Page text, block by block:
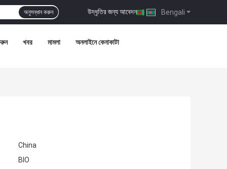
Bengali
উদ্ধৃতির জন্য আবেদন |
অনুসন্ধান করুন
খবর মামলা অনলাইনে কেনাকাটা
China
BIO